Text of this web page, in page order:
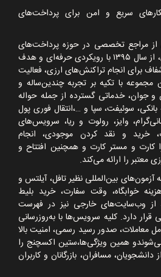
سریع و امن برای پرداخت‌های
از مراجع تخصصی در حوزه پرداخت‌های
از سال ۱۳۹۵با رویکردی حرفه‌ای و هدف
برای انجام تراکنش‌های ارزی، فعالیت
با تکیه بر تجربه چندین‌ساله و
جوان، خدماتی گسترده از جمله حواله
بانکی، سوئیفت، سپا و …،انتقال فوری پول
وایز، رولوت و ریا، سرویس‌های
خرید و نقد کردن موجودی، انجام
کارت و مستر کارت و همچنین افتتاح و
را ارائه می‌کند.
آزمون‌های بین‌المللی نظیر تافل، آیلتس و
خوابگاه، وقت سفارت، خرید بلیط
از وب‌سایت‌های خارجی نیز در فهرست
دارد. کلیه سرویس‌ها با به‌روزرسانی
معاملات، صدور رسید رسمی، امنیت بالا
همین ویژگی‌ها،ستین اکسچنج را
مسافران، بازرگانان و کاربران